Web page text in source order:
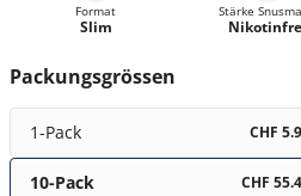
Format
Slim
Stärke
Packungsgrössen
1-Pack CHF
10-Pack CHF